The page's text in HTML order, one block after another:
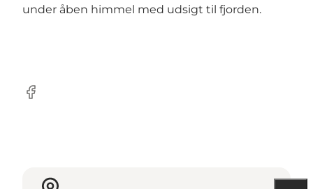
under åben himmel med udsigt til fjorden.
Facebook